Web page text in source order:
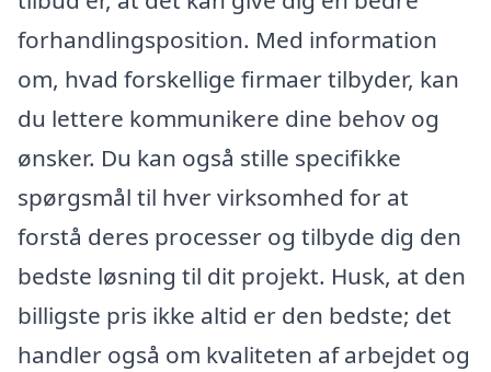
forhandlingsposition. Med information
om, hvad forskellige firmaer tilbyder, kan
du lettere kommunikere dine behov og
ønsker. Du kan også stille specifikke
spørgsmål til hver virksomhed for at
forstå deres processer og tilbyde dig den
bedste løsning til dit projekt. Husk, at den
billigste pris ikke altid er den bedste; det
handler også om kvaliteten af arbejdet og